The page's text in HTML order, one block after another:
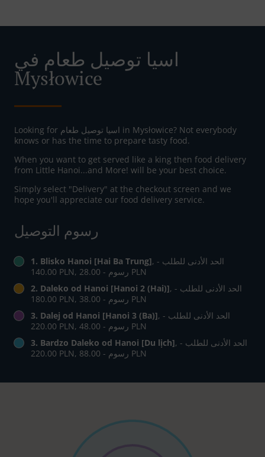
اسيا توصيل طعام في
Mysłowice
Looking for اسيا توصيل طعام in Mysłowice? Not everybody
knows or has the time to prepare tasty food.
When you want to get served like a king then food delivery
from Little Hanoi...and More! will be your best choice.
Simply select "Delivery" at the checkout screen and we
hope you'll appreciate our food delivery service.
رسوم التوصيل
1. Blisko Hanoi [Hai Ba Trung], الحد الأدنى للطلب -
‏140.00 PLN, رسوم - ‏28.00 PLN
2. Daleko od Hanoi [Hanoi 2 (Hai)], الحد الأدنى للطلب -
‏180.00 PLN, رسوم - ‏38.00 PLN
3. Dalej od Hanoi [Hanoi 3 (Ba)], الحد الأدنى للطلب -
‏220.00 PLN, رسوم - ‏48.00 PLN
3. Bardzo Daleko od Hanoi [Du lịch], الحد الأدنى للطلب -
‏220.00 PLN, رسوم - ‏88.00 PLN